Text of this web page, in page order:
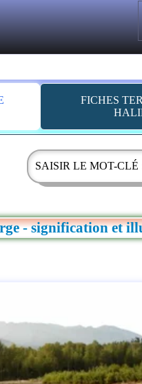
FICHES
SAISIR LE MOT-CLÉ
- signification et